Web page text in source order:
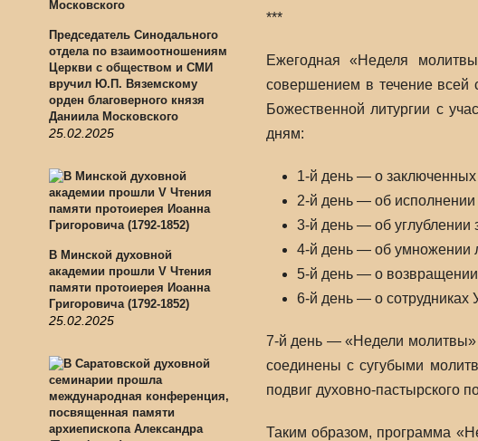
Председатель Синодального
отдела по взаимоотношениям
Церкви с обществом и СМИ
вручил Ю.П. Вяземскому
орден благоверного князя
Даниила Московского
25.02.2025
В Минской духовной
академии прошли V Чтения
памяти протоиерея Иоанна
Григоровича (1792-1852)
25.02.2025
***
Ежегодная «Неделя
совершением в течение всей
Божественной литургии с
дням:
1-й день — о заключенных
2-й день — об исполнении
3-й день — об углублении
4-й день — об умножении
5-й день — о
6-й день — о сотрудниках
7-й день — «Недели молитвы»
соединены с сугубыми
подвиг духовно-пастырского
Таким образом, программа